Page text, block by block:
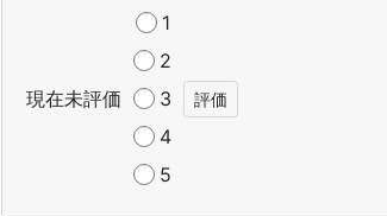
現在未評価
1
2
3
4
5